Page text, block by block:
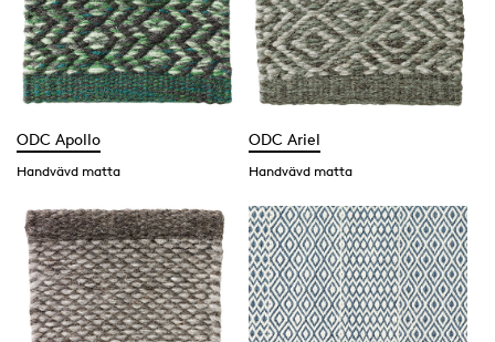
ODC Apollo
Handvävd matta
ODC Ariel
Handvävd matta